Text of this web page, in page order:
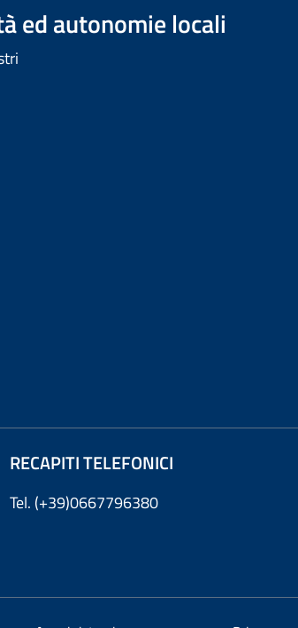
ed autonomie locali
RECAPITI TELEFONICI
Tel. (+39)0667796380